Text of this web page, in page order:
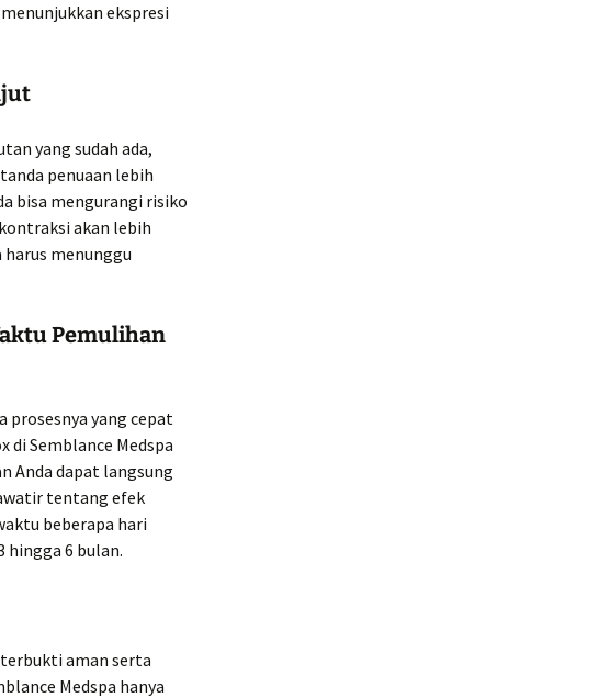
ekspresi
yang sudah ada,
penuaan lebih
bisa mengurangi risiko
akan lebih
menunggu
Pemulihan
prosesnya yang cepat
Semblance Medspa
Anda dapat langsung
tentang efek
beberapa hari
hingga 6 bulan.
aman serta
Medspa hanya